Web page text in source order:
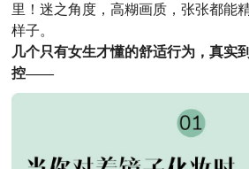
里！迷之角度，高糊画质，张张都能
样子。
几个只有女生才懂的舒适行为，真实
控——